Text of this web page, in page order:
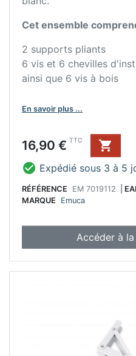
Cet ensemble
2 supports pliants
6 vis et 6 chevilles
ainsi que 6 vis à bois
En savoir plus ...
Prix
16,90 € TTC

 Expédié sous 3 à 5
RÉFÉRENCE EM 7019112
MARQUE
Emuca
Accéder à